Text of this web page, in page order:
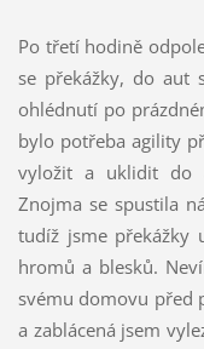
Po třetí hodině
se překážky, do aut
ohlédnutí po
bylo potřeba agility
vyložit a uklidit do
Znojma se spustila
tudíž jsme překážky
hromů a blesků.
svému domovu před
a zablácená jsem